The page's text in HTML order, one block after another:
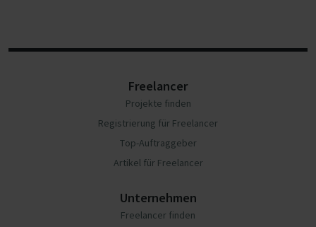
Freelancer
Projekte finden
Registrierung für Freelancer
Top-Auftraggeber
Artikel für Freelancer
Unternehmen
Freelancer finden